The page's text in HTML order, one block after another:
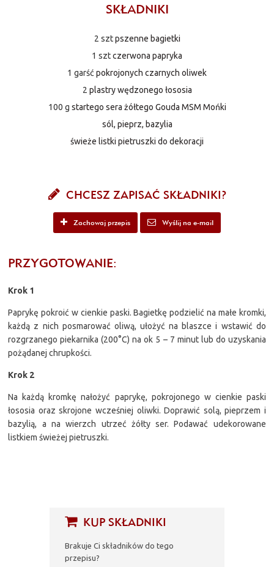
SKŁADNIKI
2 szt pszenne bagietki
1 sztczerwona papryka
1 garść pokrojonych czarnych oliwek
2 plastry wędzonego łososia
100 g startego sera żółtego Gouda MSM Mońki
sól, pieprz, bazylia
świeże listki pietruszki do dekoracji
KUP SKŁADNIKI
Brakuje Ci składników do tego
przepisu?
CHCESZ ZAPISAĆ SKŁADNIKI?
Zachowaj przepis Wyślij na e-mail
PRZYGOTOWANIE:
Krok 1
Paprykę pokroić w cienkie paski. Bagietkę podzielić na małe kromki,
każdą z nich posmarować oliwą, ułożyć na blaszce i wstawić do
rozgrzanego piekarnika (200°C) na ok 5 – 7 minut lub do uzyskania
pożądanej chrupkości.
Krok 2
Na każdą kromkę nałożyć paprykę, pokrojonego w cienkie paski
łososia oraz skrojone wcześniej oliwki. Doprawić solą, pieprzem i
bazylią, a na wierzch utrzeć żółty ser. Podawać udekorowane
listkiem świeżej pietruszki.